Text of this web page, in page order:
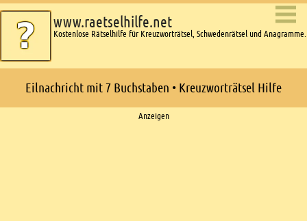
www.raetselhilfe.net
Kostenlose Rätselhilfe für Kreuzworträtsel, Schwedenrätsel und Anagramme.
Eilnachricht mit 7 Buchstaben • Kreuzworträtsel Hilfe
Anzeigen